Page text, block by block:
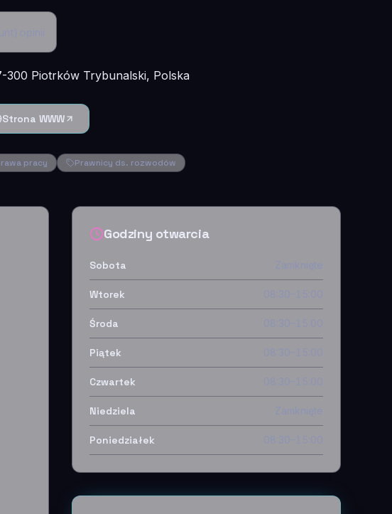
300 Piotrków Trybunalski, Polska
Strona WWW
pracy Prawnicy ds. rozwodów
Godziny otwarcia
Sobota
Wtorek
Środa
Piątek
Czwartek
Niedziela
Poniedziałek